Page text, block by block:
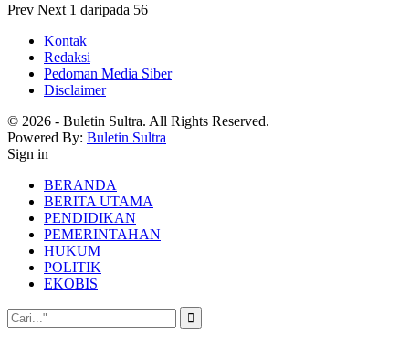
Prev Next 1 daripada 56
Kontak
Redaksi
Pedoman Media Siber
Disclaimer
© 2026 - Buletin Sultra. All Rights Reserved.
Powered By: Buletin Sultra
Sign in
BERANDA
BERITA UTAMA
PENDIDIKAN
PEMERINTAHAN
HUKUM
POLITIK
EKOBIS